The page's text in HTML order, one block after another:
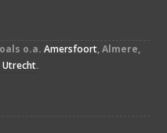
o.a. Amersfoort, Almere,
Utrecht.